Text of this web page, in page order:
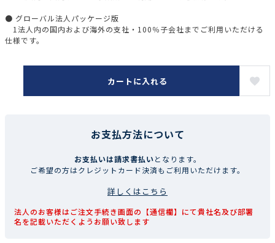
● グローバル法人パッケージ版
1法人内の国内および海外の支社・100％子会社までご利用いただける
仕様です。
カートに入れる
お支払方法について
お支払いは請求書払いとなります。
ご希望の方はクレジットカード決済もご利用いただけます。
詳しくはこちら
法人のお客様はご注文手続き画面の【通信欄】にて貴社名及び部署
名を記載いただくようお願い致します